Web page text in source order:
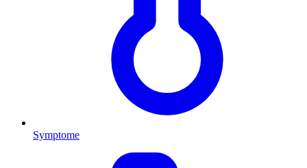
Symptome